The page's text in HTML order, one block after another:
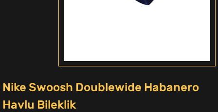
Nike Swoosh Doublewide Habanero
Havlu Bileklik